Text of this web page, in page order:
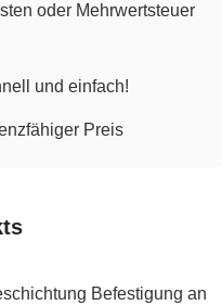
oder Mehrwertsteuer
und einfach!
Preis
Befestigung an